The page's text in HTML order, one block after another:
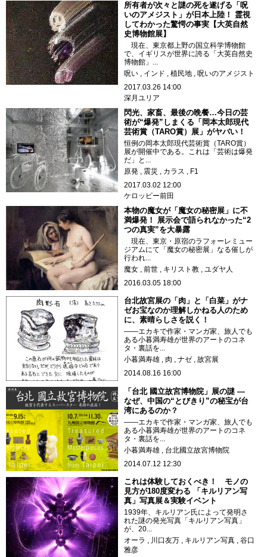
所有者が次々と謎の死を遂げる「呪
いのアメジスト」が日本上陸！ 霊視
してわかった驚愕の事実【大英自然
史博物館展】
現在、東京都上野の国立科学博物館
で、イギリスが世界に誇る「大英自然史
博物館」...
呪い
インド 植民地
呪いのアメジスト
2017.03.26 14:00
深月ユリア
閃光、家畜、最後の晩餐…今日の芸
術が“爆発”しまくる「岡本太郎現代
芸術賞（TARO賞）展」がヤバい！
恒例の岡本太郎現代芸術賞（TARO賞）
展が開催中である。これは「芸術は爆発
だ」と...
原発
震災 カラス
F1
2017.03.02 12:00
ケロッピー前田
本物の魔女が「魔女の秘密展」に不
満爆発！ 展示会で語られなかった“2
つの真実”を大暴露
現在、東京・原宿のラフォーレミュー
ジアムにて「魔女の秘密展」なる催しが
行われ...
魔女
前世 キリスト教
ユダヤ人
2016.03.05 18:00
台北故宮展の「肉」と「白菜」がナ
ゼお宝なのか理解しかねる人のため
に、素晴らしさを説く！
――エカキで作家・マンガ家、旅人でも
ある小暮満寿雄が世界のアートのコネ
タ・裏話を...
小暮満寿雄
肉 ナゼ
故宮展
2014.08.16 16:00
「台北 國立故宮博物院」展の謎 ―
なぜ、中国の“とびきり”の秘宝が台
湾にあるのか？
――エカキで作家・マンガ家、旅人でも
ある小暮満寿雄が世界のアートのコネ
タ・裏話を...
小暮満寿雄
台北國立故宮博物院
2014.07.12 12:30
これは体験しておくべき！ モノの
見方が180度変わる 「キルリアン写
真」写真展＆実験イベント
1939年、キルリアン氏によって発明さ
れた謎の発光写真「キルリアン写真」
が、20...
オーラ
川口友万 キルリアン写真
谷口
雅彦